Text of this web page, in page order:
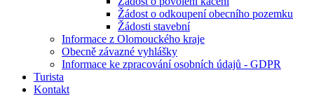
Žádost o odkoupení obecního pozemku
Žádosti stavební
Informace z Olomouckého kraje
Obecně závazné vyhlášky
Informace ke zpracování osobních údajů - GDPR
Turista
Kontakt